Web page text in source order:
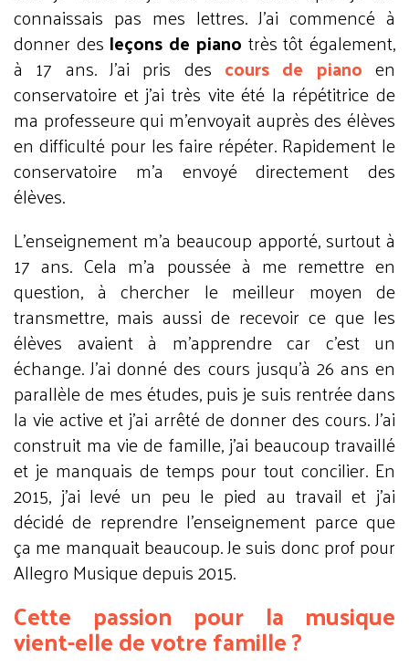
connaissais pas mes lettres. J’ai commencé à
donner des leçons de piano très tôt également,
à 17 ans. J’ai pris des cours de piano en
conservatoire et j’ai très vite été la répétitrice de
ma professeure qui m’envoyait auprès des élèves
en difficulté pour les faire répéter. Rapidement le
conservatoire m’a envoyé directement des
élèves.
L’enseignement m’a beaucoup apporté, surtout à
17 ans. Cela m’a poussée à me remettre en
question, à chercher le meilleur moyen de
transmettre, mais aussi de recevoir ce que les
élèves avaient à m’apprendre car c’est un
échange. J’ai donné des cours jusqu’à 26 ans en
parallèle de mes études, puis je suis rentrée dans
la vie active et j’ai arrêté de donner des cours. J’ai
construit ma vie de famille, j’ai beaucoup travaillé
et je manquais de temps pour tout concilier. En
2015, j’ai levé un peu le pied au travail et j’ai
décidé de reprendre l’enseignement parce que
ça me manquait beaucoup. Je suis donc prof pour
Allegro Musiquedepuis 2015.
Cette passion pour la musique
vient-elle de votre famille ?